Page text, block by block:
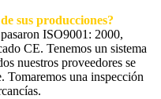
sus producciones?
ISO9001: 2000,
CE. Tenemos un sistema
nuestros proveedores se
Tomaremos una inspección